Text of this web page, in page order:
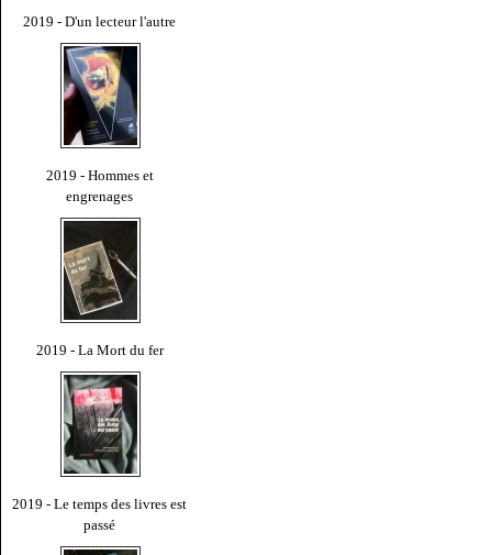
2019 - D'un lecteur l'autre
2019 - Hommes et
engrenages
2019 - La Mort du fer
2019 - Le temps des livres est
passé